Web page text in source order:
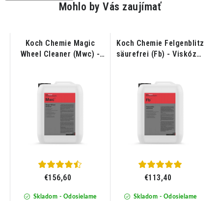
Mohlo by Vás zaujímať
Koch Chemie Magic
Wheel Cleaner (Mwc) -
Skladom - Odosielame
€156,60
Koch Chemie Felgenblitz
säurefrei (Fb) - Viskózny
Skladom - Odosielame
€113,40